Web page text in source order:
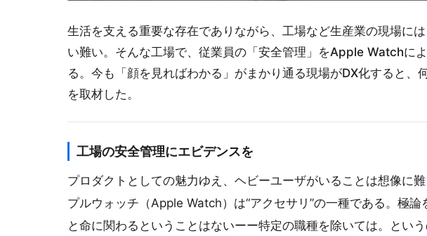
生活を支える重要な存在でありながら、工場など生産業の現場に
い難い。そんな工場で、従業員の「安全管理」をApple Watchに
る。今も「顔を見ればわかる」がまかり通る現場がDX化すると、
を取材した。
工場の安全管理にエビデンスを
プロダクトとしての魅力ゆえ、ヘビーユーザがいることは想像に
プルウォッチ（Apple Watch）は“アクセサリ”の一種である。極
と命に関わるということはないーー特定の職種を除いては。とい